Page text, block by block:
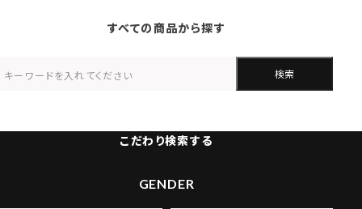
すべての商品から探す
検索
こだわり検索する
GENDER